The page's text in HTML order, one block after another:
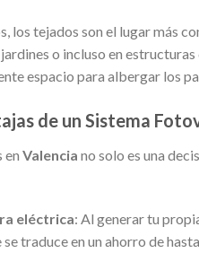
los tejados son el lugar más
o incluso en
espacio para albergar los
de un Sistema
en Valencia no solo es una
eléctrica: Al generar tu
traduce en un ahorro de